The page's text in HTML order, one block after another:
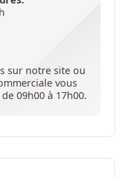
sur notre site ou
vous
09h00 à 17h00.